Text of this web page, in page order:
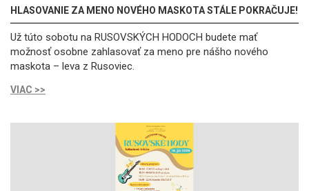
HLASOVANIE ZA MENO NOVÉHO MASKOTA STÁLE POKRAČUJE!
Už túto sobotu na RUSOVSKÝCH HODOCH budete mať
možnosť osobne zahlasovať za meno pre nášho nového
maskota – leva z Rusoviec.
VIAC >>